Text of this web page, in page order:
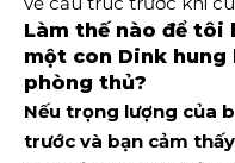
Làm thế nào để tôi
một con Dink
phòng thủ?
Nếu trọng lượng của
trước và bạn cảm